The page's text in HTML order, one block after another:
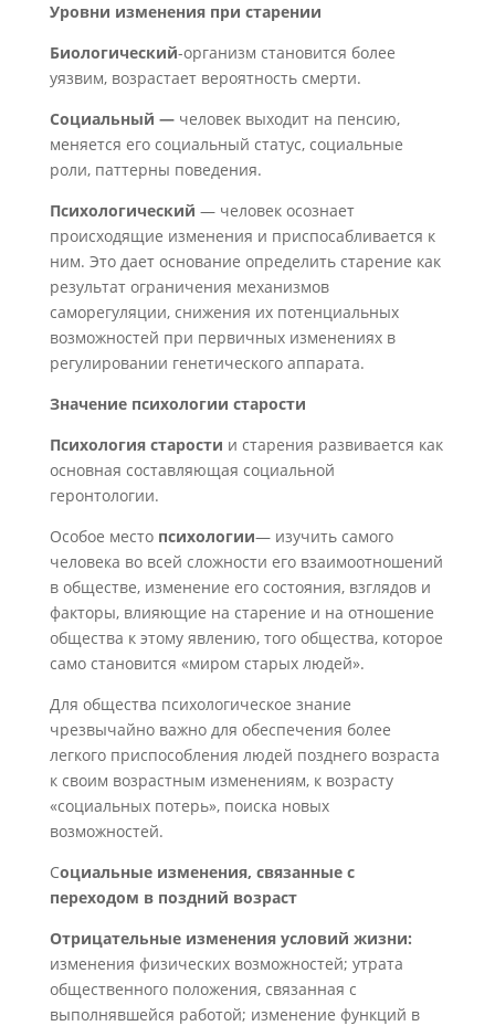
Уровни изменения при старении
Биологический-организм становится более
уязвим, возрастает вероятность смерти.
Социальный —человек выходит на пенсию,
меняется его социальный статус, социальные
роли, паттерны поведения.
Психологический — человек осознает
происходящие изменения и приспосабливается к
ним. Это дает основание определить старение как
результат ограничения механизмов
саморегуляции, снижения их потенциальных
возможностей при первичных изменениях в
регулировании генетического аппарата.
Значение психологии старости
Психология старости и старения развивается как
основная составляющая социальной
геронтологии.
Особое место психологии— изучить самого
человека во всей сложности его взаимоотношений
в обществе, изменение его состояния, взглядов и
факторы, влияющие на старение и на отношение
общества к этому явлению, того общества, которое
само становится «миром старых людей».
Для общества психологическое знание
чрезвычайно важно для обеспечения более
легкого приспособления людей позднего возраста
к своим возрастным изменениям, к возрасту
«социальных потерь», поиска новых
возможностей.
Социальные изменения, связанные с
переходом в поздний возраст
Отрицательные изменения условий жизни:
изменения физических возможностей; утрата
общественного положения, связанная с
выполнявшейся работой; изменение функций в